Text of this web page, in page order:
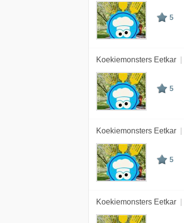
5
Koekiemonsters Eetkar
5
Koekiemonsters Eetkar
5
Koekiemonsters Eetkar